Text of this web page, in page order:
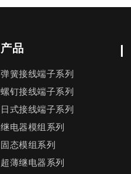
产品
弹簧接线端子系列
螺钉接线端子系列
日式接线端子系列
继电器模组系列
固态模组系列
超薄继电器系列